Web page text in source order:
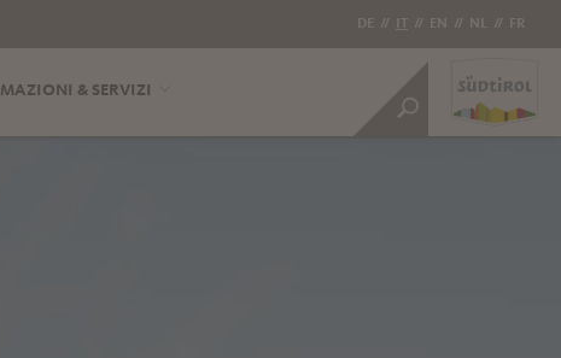
DE // IT // EN // NL // FR
& SERVIZI